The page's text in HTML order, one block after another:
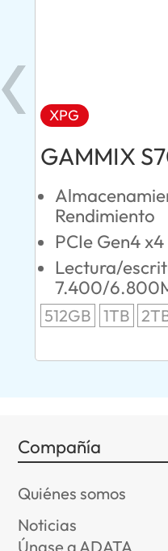
XPG
GAMMIX
Rendimiento
PCIe Gen4
Lectura/
7.400/
512GB 1TB
Compañía
Quiénes somos
Noticias
Únase a ADATA